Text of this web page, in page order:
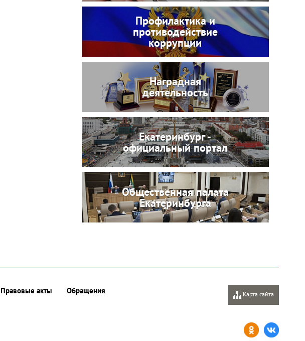
Профилактика и
противодействие
коррупции
Наградная
деятельность
Екатеринбург -
официальный портал
Общественная палата
Екатеринбурга
Правовые акты Обращения Карта сайта